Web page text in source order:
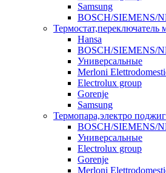
Samsung
BOSCH/SIEMENS/
Термостат,переключатель
Hansa
BOSCH/SIEMENS/
Универсальные
Merloni
Electrolux group
Gorenje
Samsung
Термопара,электро поджиг
BOSCH/SIEMENS/
Универсальные
Electrolux group
Gorenje
Merloni